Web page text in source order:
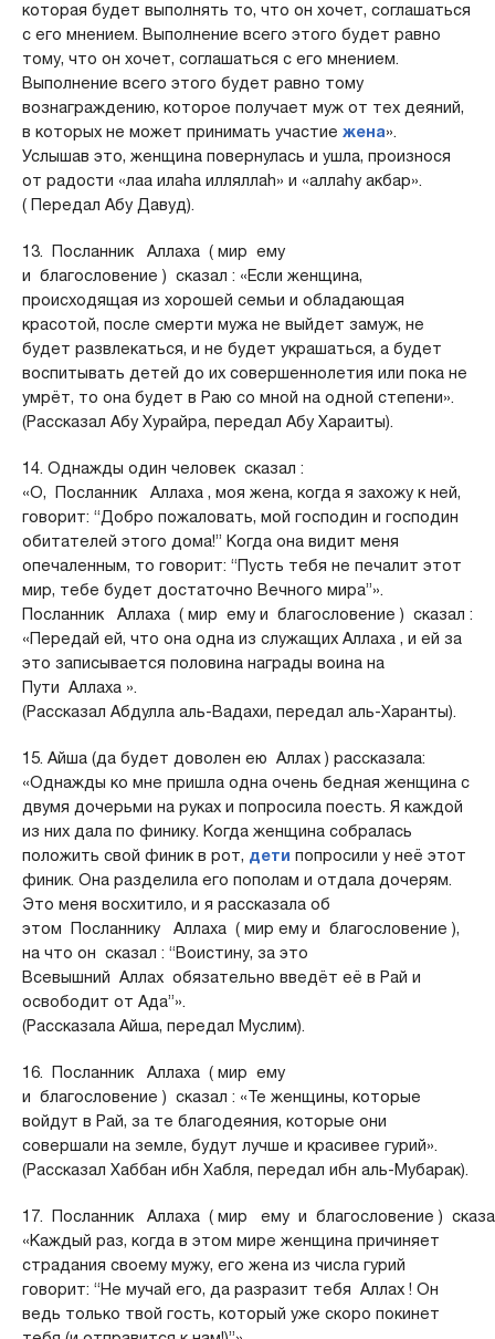
которая будет выполнять то, что он хочет, соглашаться
с его мнением. Выполнение всего этого будет равно
тому, что он хочет, соглашаться с его мнением.
Выполнение всего этого будет равно тому
вознаграждению, которое получает муж от тех деяний,
в которых не может принимать участие жена».
Услышав это, женщина повернулась и ушла, произнося
от радости «лаа илаhа илляллаh» и «аллаhу акбар».
( Передал Абу Давуд).
13. Посланник Аллаха ( мир ему
и благословение ) сказал : «Если женщина,
происходящая из хорошей семьи и обладающая
красотой, после смерти мужа не выйдет замуж, не
будет развлекаться, и не будет украшаться, а будет
воспитывать детей до их совершеннолетия или пока не
умрёт, то она будет в Раю со мной на одной степени».
(Рассказал Абу Хурайра, передал Абу Хараиты).
14. Однажды один человек сказал :
«О, Посланник Аллаха , моя жена, когда я захожу к ней,
говорит: “Добро пожаловать, мой господин и господин
обитателей этого дома!” Когда она видит меня
опечаленным, то говорит: “Пусть тебя не печалит этот
мир, тебе будет достаточно Вечного мира”».
Посланник Аллаха ( мир ему и благословение ) сказал :
«Передай ей, что она одна из служащих Аллаха , и ей за
это записывается половина награды воина на
Пути Аллаха ».
(Рассказал Абдулла аль-Вадахи, передал аль-Харанты).
15. Айша (да будет доволен ею Аллах ) рассказала:
«Однажды ко мне пришла одна очень бедная женщина с
двумя дочерьми на руках и попросила поесть. Я каждой
из них дала по финику. Когда женщина собралась
положить свой финик в рот, дети попросили у неё этот
финик. Она разделила его пополам и отдала дочерям.
Это меня восхитило, и я рассказала об
этом Посланнику Аллаха ( мир ему и благословение ),
на что он сказал : “Воистину, за это
Всевышний Аллах обязательно введёт её в Рай и
освободит от Ада”».
(Рассказала Айша, передал Муслим).
16. Посланник Аллаха ( мир ему
и благословение ) сказал : «Те женщины, которые
войдут в Рай, за те благодеяния, которые они
совершали на земле, будут лучше и красивее гурий».
(Рассказал Хаббан ибн Хабля, передал ибн аль-Мубарак).
17. Посланник Аллаха ( мир ему и благословение )
«Каждый раз, когда в этом мире женщина причиняет
страдания своему мужу, его жена из числа гурий
говорит: “Не мучай его, да разразит тебя Аллах ! Он
ведь только твой гость, который уже скоро покинет